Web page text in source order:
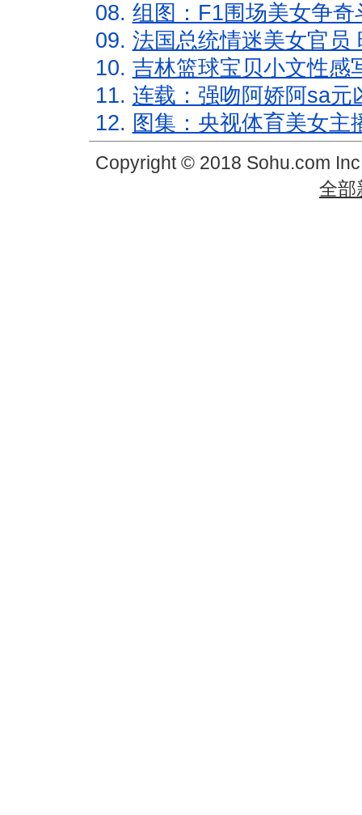
08. 组图：F1围场美女争
09. 法国总统情迷美女官员
10. 吉林篮球宝贝小文性感
11. 连载：强吻阿娇阿sa元
12. 图集：央视体育美女主
Copyright © 2018 Sohu.com
全部